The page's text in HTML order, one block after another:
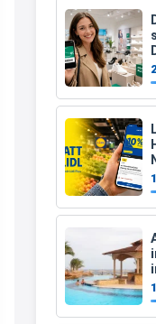
VOR
17:06
↩
Och